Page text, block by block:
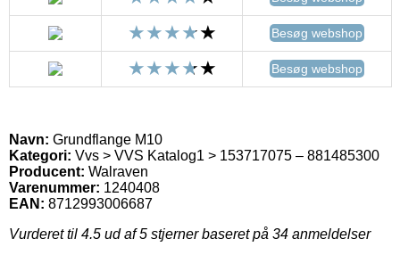
Besøg webshop
Besøg webshop
Navn: Grundflange M10
Kategori: Vvs > VVS Katalog1 > 153717075 – 881485300
Producent: Walraven
Varenummer: 1240408
EAN: 8712993006687
Vurderet til 4.5 ud af 5 stjerner baseret på 34 anmeldelser